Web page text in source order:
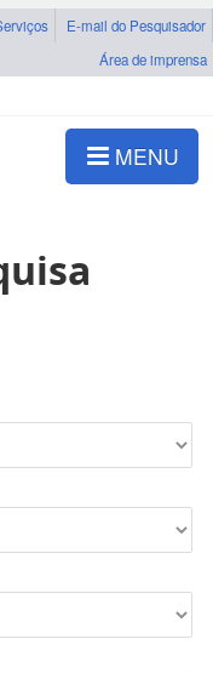
E-mail do Pesquisador
Área de imprensa
MENU